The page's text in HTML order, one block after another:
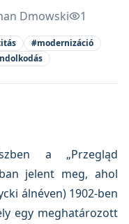
Dmowski 1
#modernizáció
a „Przegląd
jelent meg, ahol
álnéven) 1902-ben
egy meghatározott